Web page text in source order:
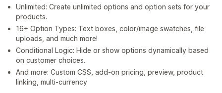
Unlimited: Create unlimited options and option sets for your
products.
16+ Option Types: Text boxes, color/image swatches, file
uploads, and much more!
Conditional Logic: Hide or show options dynamically based
on customer choices.
And more: Custom CSS, add-on pricing, preview, product
linking, multi-currency